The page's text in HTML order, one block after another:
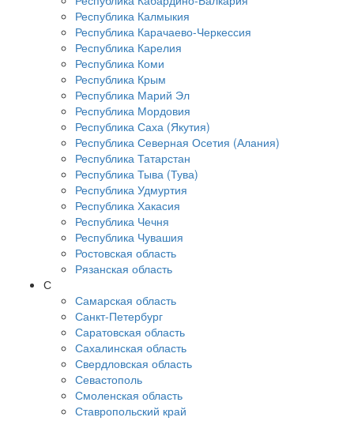
Республика Калмыкия
Республика Карачаево-Черкессия
Республика Карелия
Республика Коми
Республика Крым
Республика Марий Эл
Республика Мордовия
Республика Саха (Якутия)
Республика Северная Осетия (Алания)
Республика Татарстан
Республика Тыва (Тува)
Республика Удмуртия
Республика Хакасия
Республика Чечня
Республика Чувашия
Ростовская область
Рязанская область
С
Самарская область
Санкт-Петербург
Саратовская область
Сахалинская область
Свердловская область
Севастополь
Смоленская область
Ставропольский край